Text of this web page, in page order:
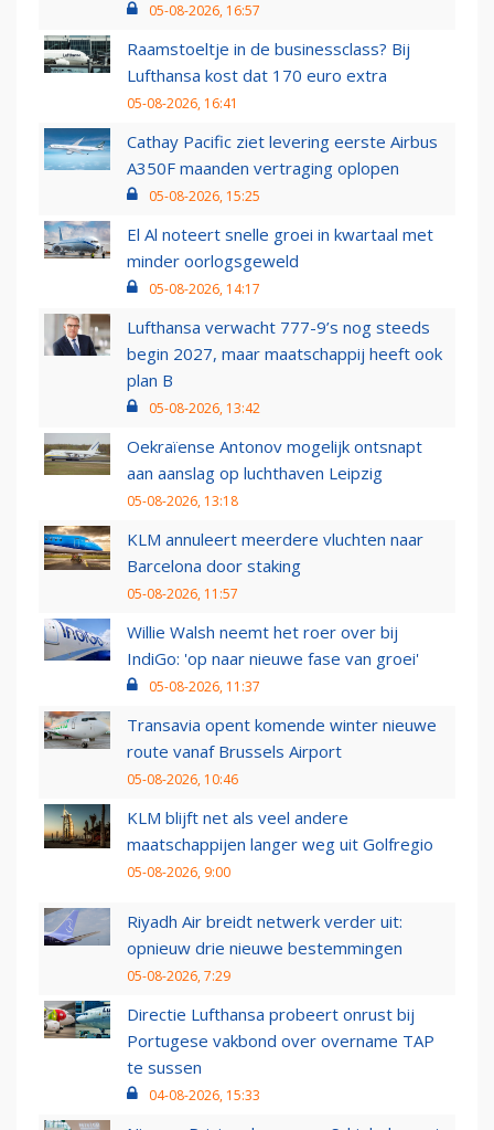
05-08-2026, 16:57
Raamstoeltje in de businessclass? Bij
Lufthansa kost dat 170 euro extra
05-08-2026, 16:41
Cathay Pacific ziet levering eerste Airbus
A350F maanden vertraging oplopen
05-08-2026, 15:25
El Al noteert snelle groei in kwartaal met
minder oorlogsgeweld
05-08-2026, 14:17
Lufthansa verwacht 777-9’s nog steeds
begin 2027, maar maatschappij heeft ook
plan B
05-08-2026, 13:42
Oekraïense Antonov mogelijk ontsnapt
aan aanslag op luchthaven Leipzig
05-08-2026, 13:18
KLM annuleert meerdere vluchten naar
Barcelona door staking
05-08-2026, 11:57
Willie Walsh neemt het roer over bij
IndiGo: 'op naar nieuwe fase van groei'
05-08-2026, 11:37
Transavia opent komende winter nieuwe
route vanaf Brussels Airport
05-08-2026, 10:46
KLM blijft net als veel andere
maatschappijen langer weg uit Golfregio
05-08-2026, 9:00
Riyadh Air breidt netwerk verder uit:
opnieuw drie nieuwe bestemmingen
05-08-2026, 7:29
Directie Lufthansa probeert onrust bij
Portugese vakbond over overname TAP
te sussen
04-08-2026, 15:33